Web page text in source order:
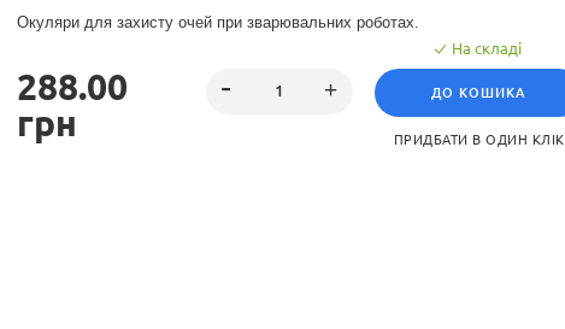
Окуляри для захисту очей при зварювальних роботах.
288.00
грн
На складі
ДО КОШИКА
ПРИДБАТИ В ОДИН КЛІК